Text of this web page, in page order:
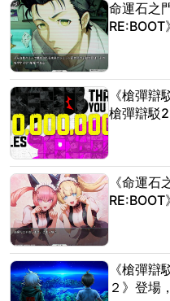
命運石之
《槍彈
槍彈辯駁
《命運石
《槍彈
２》登場